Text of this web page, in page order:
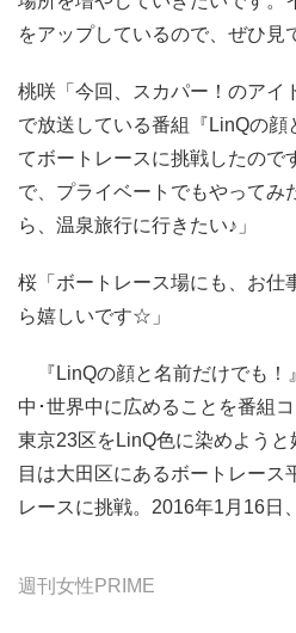
をアップしているので、ぜひ見
桃咲「今回、スカパー！のアイ
で放送している番組『LinQの
てボートレースに挑戦したので
で、プライベートでもやってみ
ら、温泉旅行に行きたい♪」
桜「ボートレース場にも、お仕
ら嬉しいです☆」
『LinQの顔と名前だけでも！
中･世界中に広めることを番組
東京23区をLinQ色に染めよう
目は大田区にあるボートレース
レースに挑戦。2016年1月16日
週刊女性PRIME